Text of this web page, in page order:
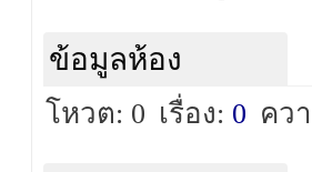
ข้อมูลห้อง
โหวต: 0 เรื่อง: 0 คว